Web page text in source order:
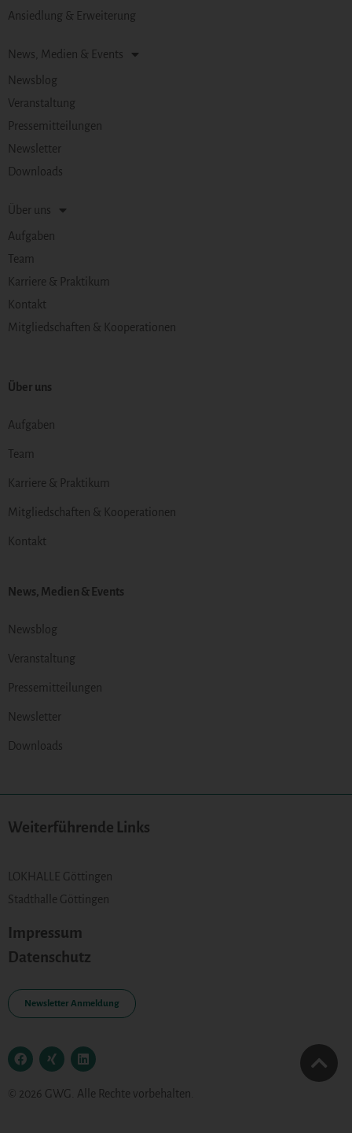
Ansiedlung & Erweiterung
News, Medien & Events
Newsblog
Veranstaltung
Pressemitteilungen
Newsletter
Downloads
Über uns
Aufgaben
Team
Karriere & Praktikum
Kontakt
Mitgliedschaften & Kooperationen
Über uns
Aufgaben
Team
Karriere & Praktikum
Mitgliedschaften & Kooperationen
Kontakt
News, Medien & Events
Newsblog
Veranstaltung
Pressemitteilungen
Newsletter
Downloads
Weiterführende Links
LOKHALLE Göttingen
Stadthalle Göttingen
Impressum
Datenschutz
Newsletter Anmeldung
© 2026 GWG. Alle Rechte vorbehalten.